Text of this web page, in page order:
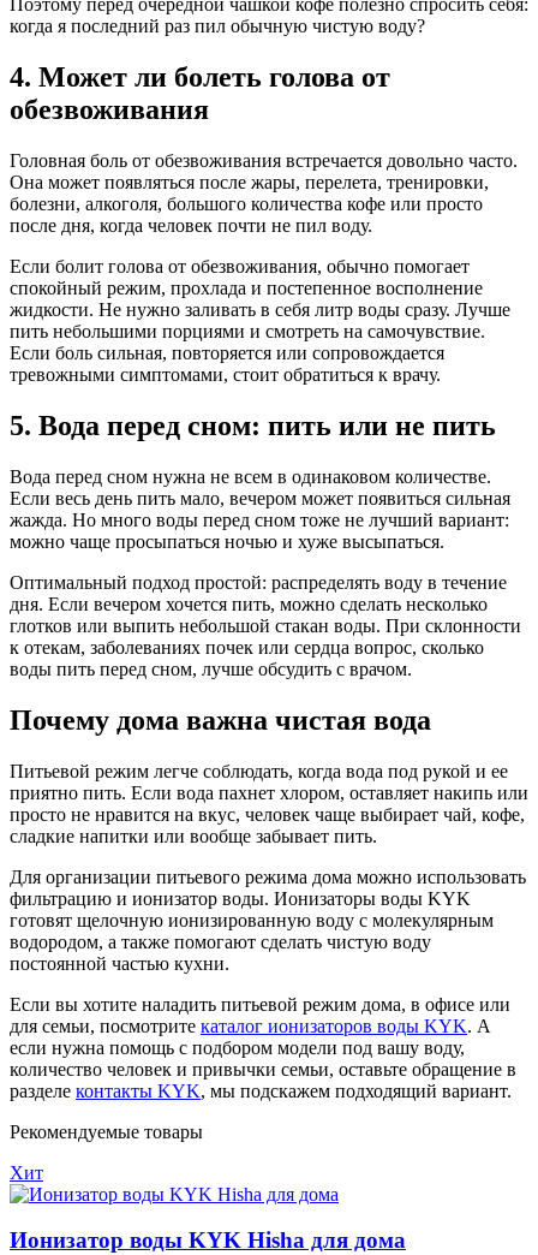
Поэтому перед очередной чашкой кофе полезно спросить себя:
когда я последний раз пил обычную чистую воду?
4. Может ли болеть голова от
обезвоживания
Головная боль от обезвоживания встречается довольно часто.
Она может появляться после жары, перелета, тренировки,
болезни, алкоголя, большого количества кофе или просто
после дня, когда человек почти не пил воду.
Если болит голова от обезвоживания, обычно помогает
спокойный режим, прохлада и постепенное восполнение
жидкости. Не нужно заливать в себя литр воды сразу. Лучше
пить небольшими порциями и смотреть на самочувствие.
Если боль сильная, повторяется или сопровождается
тревожными симптомами, стоит обратиться к врачу.
5. Вода перед сном: пить или не пить
Вода перед сном нужна не всем в одинаковом количестве.
Если весь день пить мало, вечером может появиться сильная
жажда. Но много воды перед сном тоже не лучший вариант:
можно чаще просыпаться ночью и хуже высыпаться.
Оптимальный подход простой: распределять воду в течение
дня. Если вечером хочется пить, можно сделать несколько
глотков или выпить небольшой стакан воды. При склонности
к отекам, заболеваниях почек или сердца вопрос, сколько
воды пить перед сном, лучше обсудить с врачом.
Почему дома важна чистая вода
Питьевой режим легче соблюдать, когда вода под рукой и ее
приятно пить. Если вода пахнет хлором, оставляет накипь или
просто не нравится на вкус, человек чаще выбирает чай, кофе,
сладкие напитки или вообще забывает пить.
Для организации питьевого режима дома можно использовать
фильтрацию и ионизатор воды. Ионизаторы воды KYK
готовят щелочную ионизированную воду с молекулярным
водородом, а также помогают сделать чистую воду
постоянной частью кухни.
Если вы хотите наладить питьевой режим дома, в офисе или
для семьи, посмотрите каталог ионизаторов воды KYK. А
если нужна помощь с подбором модели под вашу воду,
количество человек и привычки семьи, оставьте обращение в
разделе контакты KYK, мы подскажем подходящий вариант.
Рекомендуемые товары
Хит
Ионизатор воды KYK Hisha для дома